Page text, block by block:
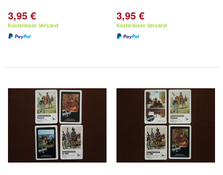
3,95 €
Kostenloser Versand
3,95 €
Kostenloser Versand